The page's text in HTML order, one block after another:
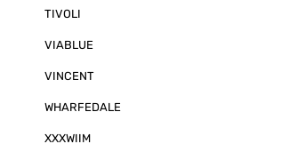
TIVOLI
VIABLUE
VINCENT
WHARFEDALE
XXXWIIM